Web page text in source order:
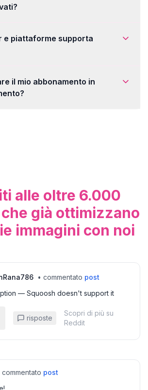
e piattaforme supporta
il mio abbonamento in
alle oltre 6.000
già ottimizzano
immagini con noi
• commentato post
— Squoosh doesn't support it
risposte
Scopri di più su
Reddit
commentato post